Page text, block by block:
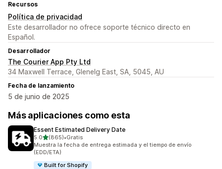
Recursos
Política de privacidad
Este desarrollador no ofrece soporte técnico directo en
Español.
Desarrollador
The Courier App Pty Ltd
34 Maxwell Terrace, Glenelg East, SA, 5045, AU
Fecha de lanzamiento
5 de junio de 2025
Más aplicaciones como esta
Essent Estimated Delivery Date
5.0de 5 estrellas
(865)
865 reseñas en total
•Gratis
Muestra la fecha de entrega estimada y el tiempo de envío
(EDD/ETA)
Built for Shopify